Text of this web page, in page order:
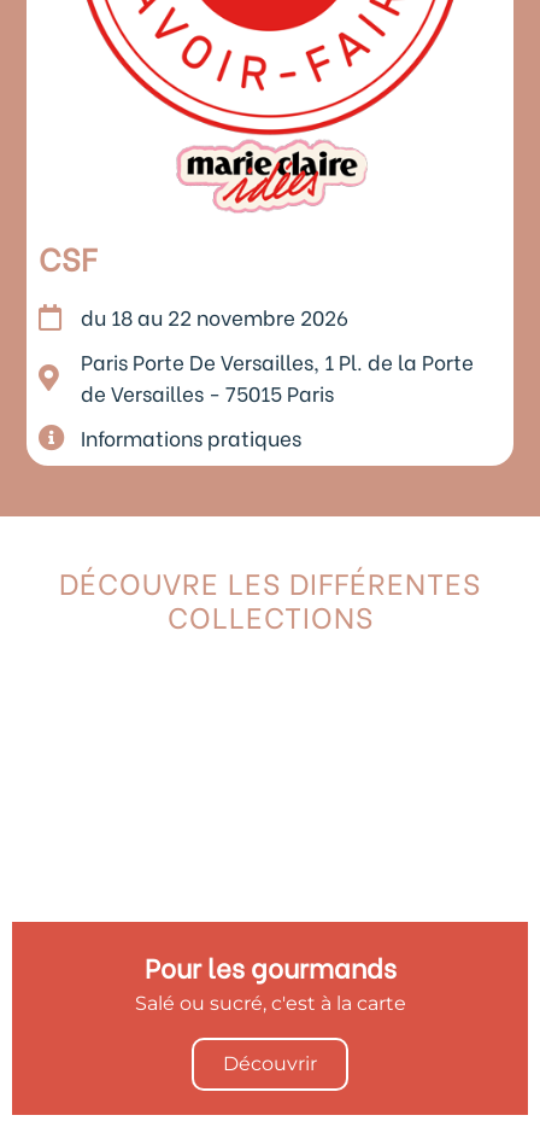
CSF
du 18 au 22 novembre 2026
Paris Porte De Versailles, 1 Pl. de la Porte
de Versailles - 75015 Paris
Informations pratiques
DÉCOUVRE LES DIFFÉRENTES
COLLECTIONS
Pour les gourmands
Salé ou sucré, c'est à la carte
Découvrir